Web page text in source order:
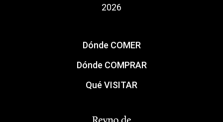
2026
Dónde COMER
Dónde COMPRAR
Qué VISITAR